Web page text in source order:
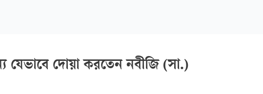
যেভাবে দোয়া করতেন নবীজি (সা.)